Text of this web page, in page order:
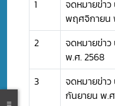
1
จดหมายข่าว
พฤศจิกายน
2
จดหมายข่าว
พ.ศ. 2568
3
จดหมายข่าว
กันยายน พ.